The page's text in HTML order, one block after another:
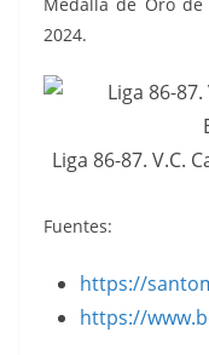
2024.
Liga 86-87. V.C.
Fuentes:
https://
https://